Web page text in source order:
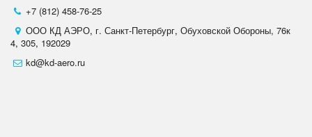
+7 (812) 458-76-25
ООО КД АЭРО, г. Санкт-Петербург, Обуховской Обороны, 76к
4, 305, 192029
kd@kd-aero.ru